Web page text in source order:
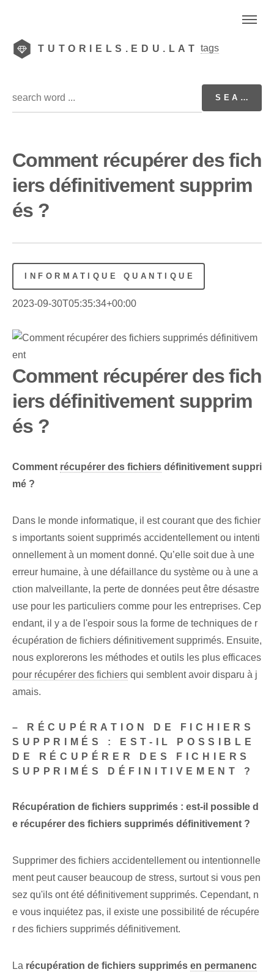
TUTORIELS.EDU.LAT tags
Comment récupérer des fich
iers définitivement supprim
és ?
INFORMATIQUE QUANTIQUE
2023-09-30T05:35:34+00:00
Comment récupérer des fich
iers définitivement supprim
és ?
Comment récupérer des fichiers définitivement suppri
mé ?
Dans le monde informatique, il est courant que des fichier
s importants soient supprimés accidentellement ou intenti
onnellement à un moment donné. Qu’elle soit due à une
erreur humaine, à une défaillance du système ou à une a
ction malveillante, la perte de données peut être désastre
use pour les particuliers comme pour les entreprises. Cep
endant, il y a de l'espoir sous la forme de techniques de r
écupération de fichiers définitivement supprimés. Ensuite,
nous explorerons les méthodes et outils les plus efficaces
pour récupérer des fichiers qui semblent avoir disparu à j
amais.
– RÉCUPÉRATION DE FICHIERS
SUPPRIMÉS : EST-IL POSSIBLE
DE RÉCUPÉRER DES FICHIERS
SUPPRIMÉS DÉFINITIVEMENT ?
Récupération de fichiers supprimés : est-il possible d
e récupérer des fichiers supprimés définitivement ?
Supprimer des fichiers accidentellement ou intentionnelle
ment peut causer beaucoup de stress, surtout si vous pen
sez qu'ils ont été définitivement supprimés. Cependant, n
e vous inquiétez pas, il existe une possibilité de récupére
r des fichiers supprimés définitivement.
La récupération de fichiers supprimés en permanenc